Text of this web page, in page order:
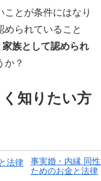
ことが条件にはなり
められていること
家族として認められ
か？
知りたい方
事実婚・内縁 同
ためのお金と法律